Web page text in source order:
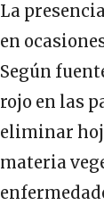
La
en
Según
rojo en las
eliminar
materia